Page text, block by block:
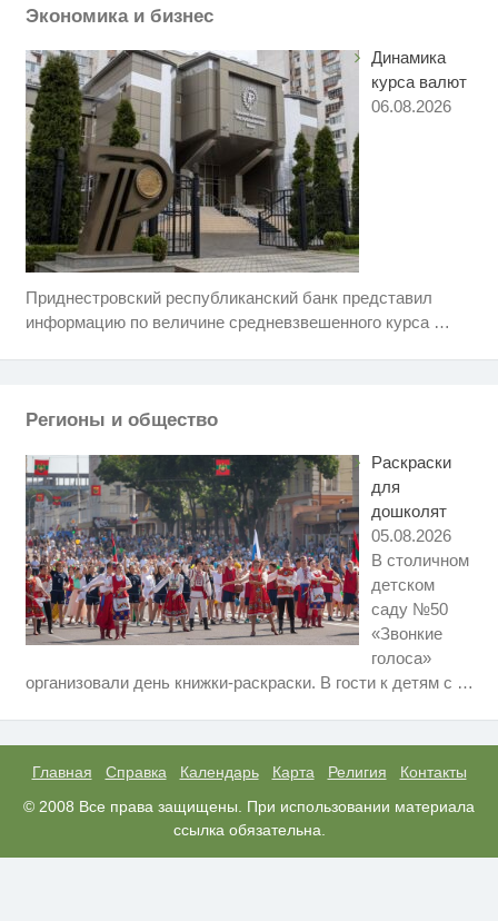
Экономика и бизнес
Динамика
курса валют
06.08.2026
Приднестровский республиканский банк представил
информацию по величине средневзвешенного курса …
Регионы и общество
Раскраски
для
дошколят
05.08.2026
В столичном
детском
саду №50
«Звонкие
голоса»
организовали день книжки-раскраски. В гости к детям с …
Главная Справка Календарь Карта Религия
Контакты
© 2008 Все права защищены. При использовании материала
ссылка обязательна.
i
Ролик длится несколько секунд,
Королева вагона отожгла! Видео
Ролик из Омска: вы будете
Крыма: Что люди вытворяют,
i
Ролик длится пару секунд, но
вы будете в шоке от увиденного